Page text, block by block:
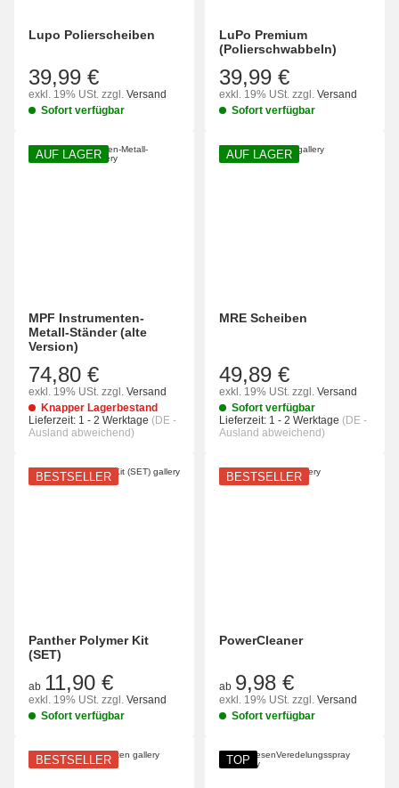
Lupo Polierscheiben
39,99 €
exkl. 19% USt. zzgl. Versand
Sofort verfügbar
LuPo Premium
(Polierschwabbeln)
39,99 €
exkl. 19% USt. zzgl. Versand
Sofort verfügbar
AUF LAGER
MPF Instrumenten-
Metall-Ständer (alte
Version)
74,80 €
exkl. 19% USt. zzgl. Versand
Knapper Lagerbestand
Lieferzeit: 1 - 2 Werktage (DE -
Ausland abweichend)
AUF LAGER
MRE Scheiben
49,89 €
exkl. 19% USt. zzgl. Versand
Sofort verfügbar
Lieferzeit: 1 - 2 Werktage (DE -
Ausland abweichend)
BESTSELLER
Panther Polymer Kit
(SET)
ab 11,90 €
exkl. 19% USt. zzgl. Versand
Sofort verfügbar
BESTSELLER
PowerCleaner
ab 9,98 €
exkl. 19% USt. zzgl. Versand
Sofort verfügbar
BESTSELLER TOP